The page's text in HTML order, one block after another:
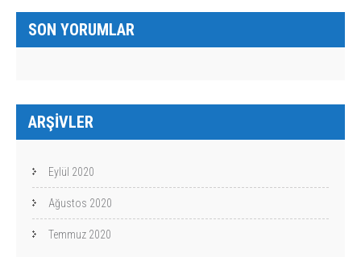
SON YORUMLAR
ARŞIVLER
Eylül 2020
Ağustos 2020
Temmuz 2020